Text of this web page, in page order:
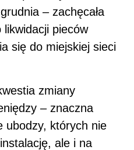
– zachęcała
pieców
się do miejskiej sieci
zmiany
– znaczna
ubodzy, których nie
ale i na